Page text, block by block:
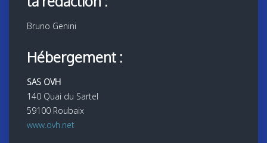
Bruno Genini
Hébergement :
SAS OVH
140 Quai du Sartel
59100 Roubaix
www.ovh.net